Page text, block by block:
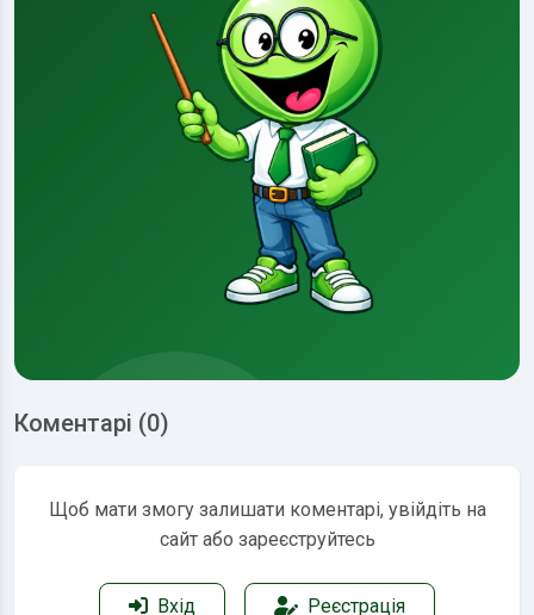
Коментарі (0)
Щоб мати змогу залишати коментарі, увійдіть на
сайт або зареєструйтесь
Вхід Реєстрація